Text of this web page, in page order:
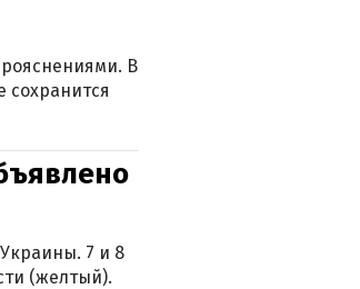
В
сохранится
7 и 8
(желтый).